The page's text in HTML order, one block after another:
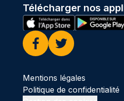
Télécharger nos
Facebook
Twitter
Mentions légales
Politique de confidentialité